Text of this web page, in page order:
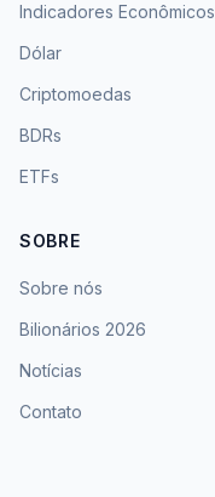
Indicadores Econômicos
Dólar
Criptomoedas
BDRs
ETFs
SOBRE
Sobre nós
Bilionários 2026
Notícias
Contato